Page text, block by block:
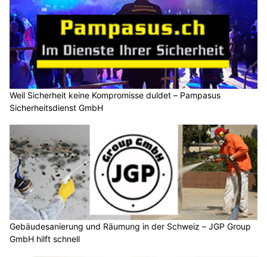
Weil Sicherheit keine Kompromisse duldet – Pampasus
Sicherheitsdienst GmbH
Gebäudesanierung und Räumung in der Schweiz – JGP Group
GmbH hilft schnell